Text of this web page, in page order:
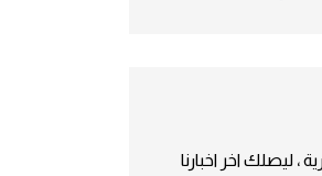
، ليصلك اخر اخبارنا